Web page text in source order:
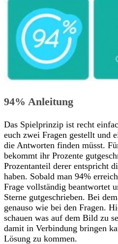
94% Anleitung
Das Spielprinzip ist recht
euch zwei Fragen gestellt und
die Antworten finden müsst.
bekommt ihr Prozente
Prozentanteil derer entspricht
haben. Sobald man 94%
Frage vollständig beantwortet
Sterne gutgeschrieben. Bei
genauso wie bei den Fragen.
schauen was auf dem Bild zu
damit in Verbindung bringen
Lösung zu kommen.